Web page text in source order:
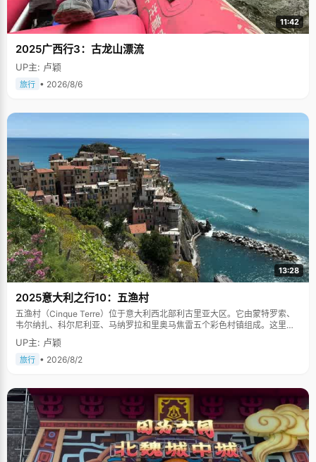
11:42
2025广西行3：古龙山漂流
UP主: 卢颖
旅行 • 2026/8/6
13:28
2025意大利之行10：五渔村
五渔村（Cinque Terre）位于意大利西北部利古里亚大区。它由蒙特罗索、
韦尔纳扎、科尔尼利亚、马纳罗拉和里奥马焦雷五个彩色村镇组成。这里依
山傍海，房屋色彩斑斓，1997年被列为世界文化遗产。
UP主: 卢颖
旅行 • 2026/8/2